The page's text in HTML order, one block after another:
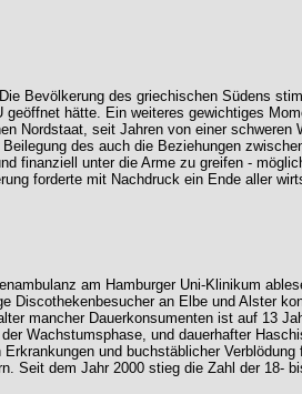
Bevölkerung des griechischen Südens
hätte. Ein weiteres gewichtiges
Nordstaat, seit Jahren von einer
des auch die Beziehungen
finanziell unter die Arme zu greifen -
forderte mit Nachdruck ein Ende aller
am Hamburger Uni-Klinikum
an Elbe und Alster
mancher Dauerkonsumenten ist auf 13
Wachstumsphase, und dauerhafter
und buchstäblicher
Seit dem Jahr 2000 stieg die Zahl der 18-